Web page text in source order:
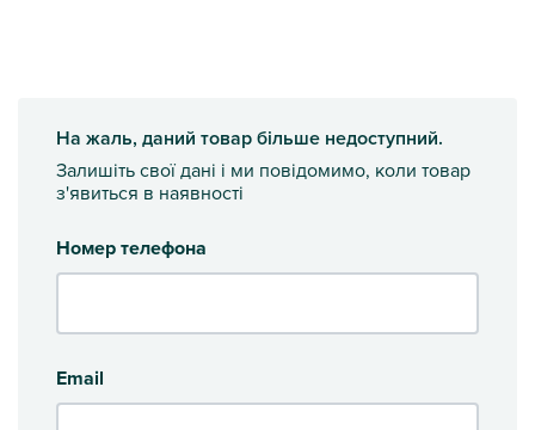
На жаль, даний товар більше недоступний.
Залишіть свої дані і ми повідомимо, коли товар
з'явиться в наявності
Номер телефона
Email